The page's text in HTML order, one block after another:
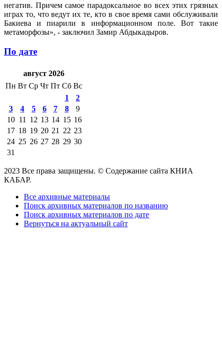
негатив. Причем самое парадоксальное во всех этих грязных
играх то, что ведут их те, кто в свое время сами обслуживали
Бакиева и пиарили в информационном поле. Вот такие
метаморфозы», - заключил Замир Абдыкадыров.
По дате
август 2026
Пн Вт Ср Чт Пт Сб Вс
1
2
3
4 5 6 7 8
9
10 11 12 13 14 15 16
17 18 19 20 21 22 23
24 25 26 27 28 29 30
31
2023 Все права защищены. © Содержание сайта КНИА
КАБАР.
Все архивные материалы
Поиск архивных материалов по названию
Поиск архивных материалов по дате
Вернуться на актуальный сайт